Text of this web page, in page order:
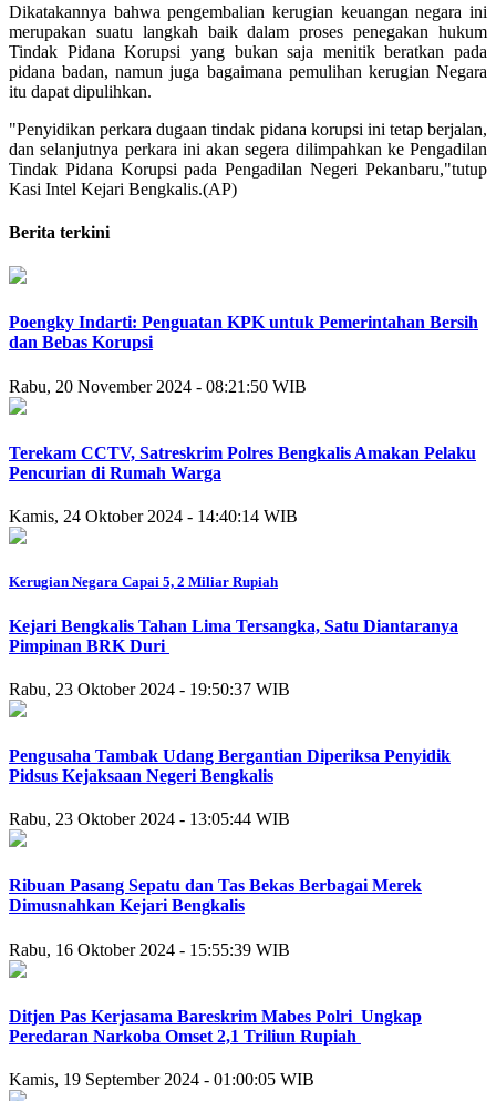
Dikatakannya bahwa pengembalian kerugian keuangan negara ini
merupakan suatu langkah baik dalam proses penegakan hukum
Tindak Pidana Korupsi yang bukan saja menitik beratkan pada
pidana badan, namun juga bagaimana pemulihan kerugian Negara
itu dapat dipulihkan.
"Penyidikan perkara dugaan tindak pidana korupsi ini tetap berjalan,
dan selanjutnya perkara ini akan segera dilimpahkan ke Pengadilan
Tindak Pidana Korupsi pada Pengadilan Negeri Pekanbaru,"tutup
Kasi Intel Kejari Bengkalis.(AP)
Berita terkini
Poengky Indarti: Penguatan KPK untuk Pemerintahan Bersih
dan Bebas Korupsi
Rabu, 20 November 2024 - 08:21:50 WIB
Terekam CCTV, Satreskrim Polres Bengkalis Amakan Pelaku
Pencurian di Rumah Warga
Kamis, 24 Oktober 2024 - 14:40:14 WIB
Kerugian Negara Capai 5, 2 Miliar Rupiah
Kejari Bengkalis Tahan Lima Tersangka, Satu Diantaranya
Pimpinan BRK Duri
Rabu, 23 Oktober 2024 - 19:50:37 WIB
Pengusaha Tambak Udang Bergantian Diperiksa Penyidik
Pidsus Kejaksaan Negeri Bengkalis
Rabu, 23 Oktober 2024 - 13:05:44 WIB
Ribuan Pasang Sepatu dan Tas Bekas Berbagai Merek
Dimusnahkan Kejari Bengkalis
Rabu, 16 Oktober 2024 - 15:55:39 WIB
Ditjen Pas Kerjasama Bareskrim Mabes Polri Ungkap
Peredaran Narkoba Omset 2,1 Triliun Rupiah
Kamis, 19 September 2024 - 01:00:05 WIB